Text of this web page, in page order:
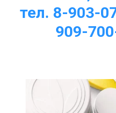
тел. 8-903-
909-